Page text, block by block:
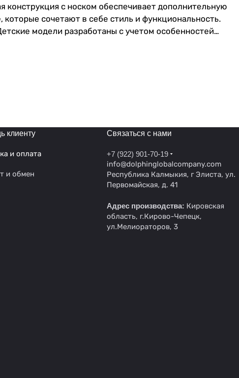
с носком обеспечивает дополнительную
сочетают в себе стиль и функциональность.
модели разработаны с учетом особенностей
Сороконожки футбольные обеспечивают оптимальное
шнуровку, которая обеспечивает плотное
НА РАЗМЕР
клиенту
и оплата
и обмен
Связаться с нами
+7 (922) 901-70-19
info@dolphinglobalcompany.com
Республика Калмыкия, г Элиста, ул.
Первомайская, д. 41
Адрес производства: Кировская
область, г.Кирово-Чепецк,
ул.Мелиораторов, 3